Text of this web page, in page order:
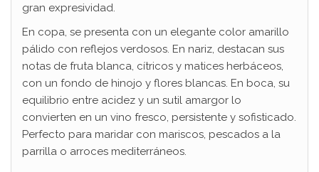
gran expresividad.
En copa, se presenta con un elegante color amarillo
pálido con reflejos verdosos. En nariz, destacan sus
notas de fruta blanca, cítricos y matices herbáceos,
con un fondo de hinojo y flores blancas. En boca, su
equilibrio entre acidez y un sutil amargor lo
convierten en un vino fresco, persistente y sofisticado.
Perfecto para maridar con mariscos, pescados a la
parrilla o arroces mediterráneos.